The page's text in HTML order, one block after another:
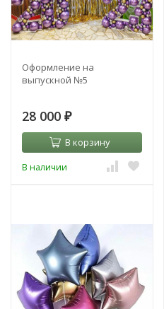
Оформление на
выпускной №5
28 000 ₽
В корзину
В наличии